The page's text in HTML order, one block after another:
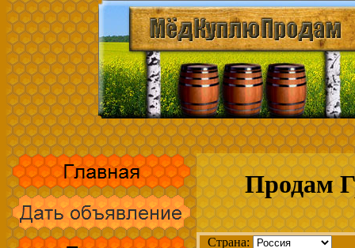
Продам
Страна: